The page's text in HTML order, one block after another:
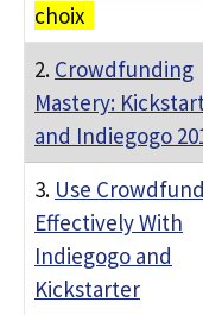
choix
2. Crowdfunding
Mastery:
and Indiegogo
3. Use
Effectively With
Indiegogo and
Kickstarter